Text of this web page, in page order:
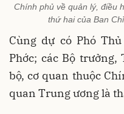
Chính phủ về quản lý, điều
thứ hai của Ban
Cùng dự có Phó
Phớc; các Bộ
bộ, cơ quan thuộc
quan Trung ương là